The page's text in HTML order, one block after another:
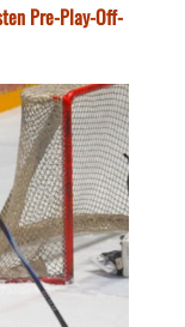
Pre-Play-Off-